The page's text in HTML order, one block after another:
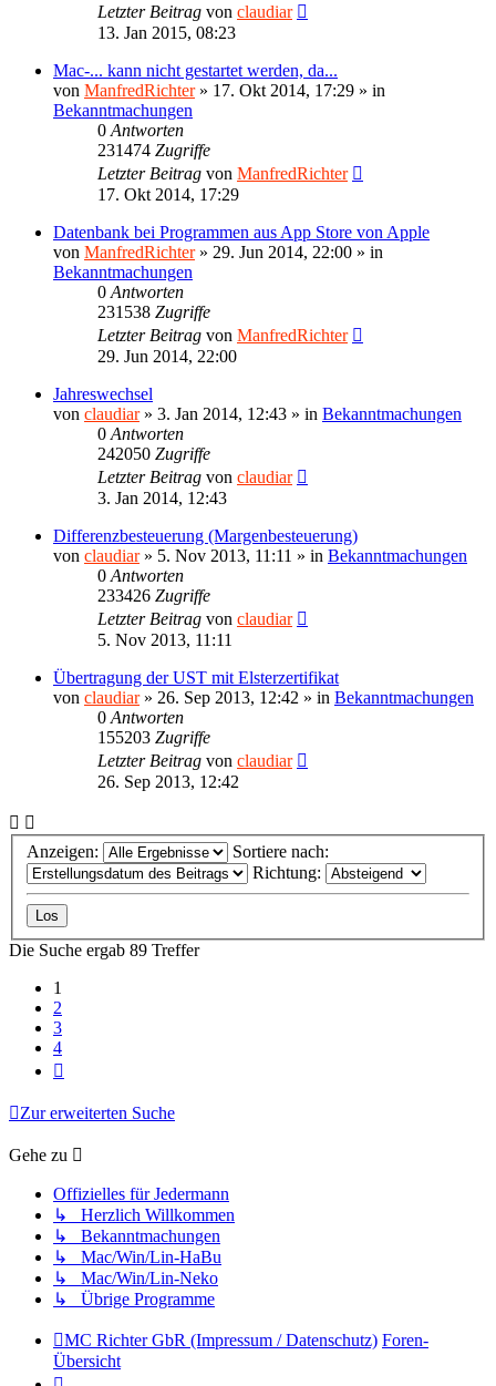
Letzter Beitrag von claudiar
13. Jan 2015, 08:23
Mac-... kann nicht gestartet werden, da...
von ManfredRichter» 17. Okt 2014, 17:29 » in
Bekanntmachungen
0 Antworten
231474 Zugriffe
Letzter Beitrag von ManfredRichter
17. Okt 2014, 17:29
Datenbank bei Programmen aus App Store von Apple
von ManfredRichter» 29. Jun 2014, 22:00 » in
Bekanntmachungen
0 Antworten
231538 Zugriffe
Letzter Beitrag von ManfredRichter
29. Jun 2014, 22:00
Jahreswechsel
von claudiar» 3. Jan 2014, 12:43 » in Bekanntmachungen
0 Antworten
242050 Zugriffe
Letzter Beitrag von claudiar
3. Jan 2014, 12:43
Differenzbesteuerung (Margenbesteuerung)
von claudiar» 5. Nov 2013, 11:11 » in Bekanntmachungen
0 Antworten
233426 Zugriffe
Letzter Beitrag von claudiar
5. Nov 2013, 11:11
Übertragung der UST mit Elsterzertifikat
von claudiar» 26. Sep 2013, 12:42 » in Bekanntmachungen
0 Antworten
155203 Zugriffe
Letzter Beitrag von claudiar
26. Sep 2013, 12:42
Anzeigen:
Sortiere nach:
Richtung:
Die Suche ergab 89 Treffer
1
2
3
4
Zur erweiterten Suche
Gehe zu
Offizielles für Jedermann
↳ Herzlich Willkommen
↳ Bekanntmachungen
↳ Mac/Win/Lin-HaBu
↳ Mac/Win/Lin-Neko
↳ Übrige Programme
MC Richter GbR (Impressum / Datenschutz) Foren-
Übersicht